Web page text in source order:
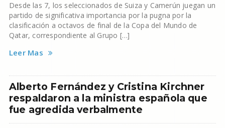
Desde las 7, los seleccionados de Suiza y Camerún juegan un
partido de significativa importancia por la pugna por la
clasificación a octavos de final de la Copa del Mundo de
Qatar, correspondiente al Grupo […]
Leer Mas
Alberto Fernández y Cristina Kirchner
respaldaron a la ministra española que
fue agredida verbalmente